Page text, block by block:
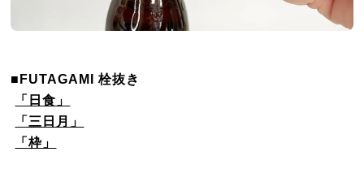
■FUTAGAMI 栓抜き
「日食」
「三日月」
「枠」